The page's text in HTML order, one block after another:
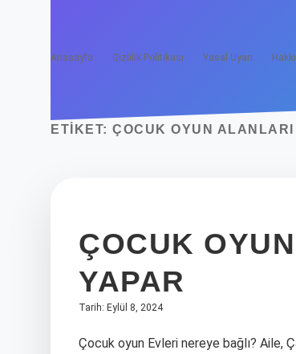
Anasayfa Gizlilik Politikası Yasal Uyarı
ETIKET: ÇOCUK OYUN
ÇOCUK
YAPAR
Tarih: Eylül 8, 2024
Çocuk oyun Evleri nereye bağlı? Aile,